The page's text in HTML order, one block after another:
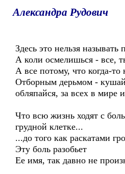
Александра Рудович
Здесь это нельзя называть
А коли осмелишься - все,
А все потому, что когда-то
Отборным дерьмом -
обляпайся, за всех в мире
Что всю жизнь ходят с
грудной клетке...
...до того как раскатами
Эту боль разобьет
Ее имя, так давно не